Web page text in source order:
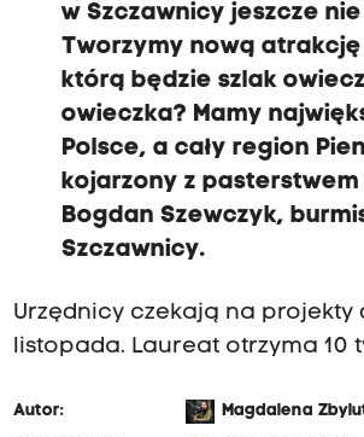
w Szczawnicy jeszcze nie
Tworzymy nową
którą będzie szlak
owieczka? Mamy
Polsce, a cały region
kojarzony z pasterstwem
Bogdan Szewczyk,
Szczawnicy.
Urzędnicy czekają na projekty
listopada. Laureat otrzyma 10
Autor:
Magdalena